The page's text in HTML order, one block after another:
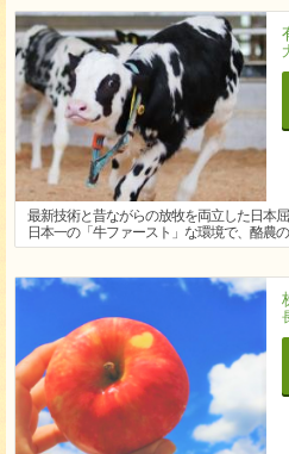
最新技術と昔ながらの放牧を両立した日本
日本一の「牛ファースト」な環境で、酪農